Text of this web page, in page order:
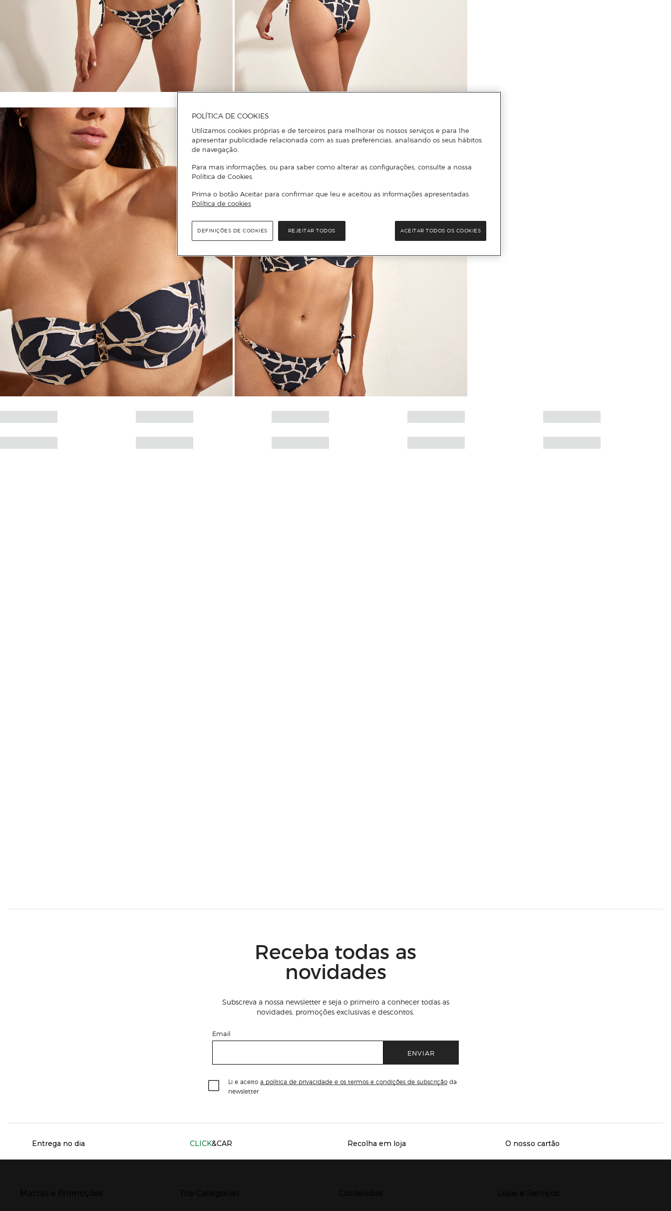
Receba todas as
novidades
Subscreva a nossa newsletter e seja o primeiro a conhecer todas as
novidades, promoções exclusivas e descontos.
Email
ENVIAR
Li e aceito a política de privacidade e os termos e condições de subscrição da
newsletter
Servicios destacados
Entrega no dia CLICK&CAR Recolha em loja O nosso cartão
POLÍTICA DE COOKIES
Utilizamos cookies próprias e de terceiros para melhorar os nossos serviços e para lhe
apresentar publicidade relacionada com as suas preferências, analisando os seus hábitos
de navegação.
Para mais informações, ou para saber como alterar as configurações, consulte a nossa
Política de Cookies.
Prima o botão Aceitar para confirmar que leu e aceitou as informações apresentadas.
Política de cookies
REJEITAR TODOS ACEITAR TODOS OS COOKIES
DEFINIÇÕES DE COOKIES